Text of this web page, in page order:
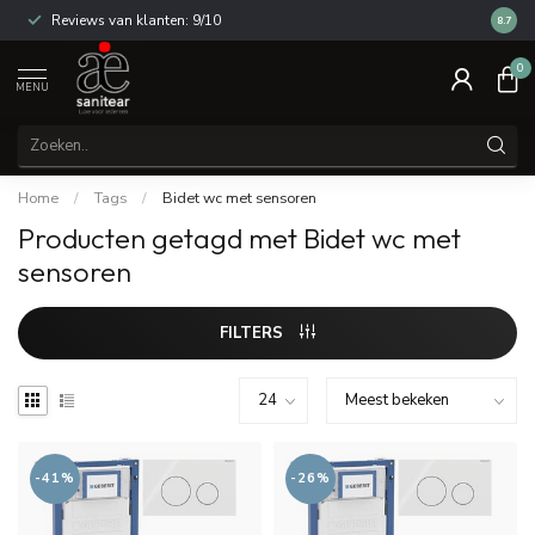
Reviews van klanten: 9/10 14
8.7
MENU
0
Home / Tags / Bidet wc met sensoren
Producten getagd met Bidet wc met
sensoren
FILTERS
-41% -26%